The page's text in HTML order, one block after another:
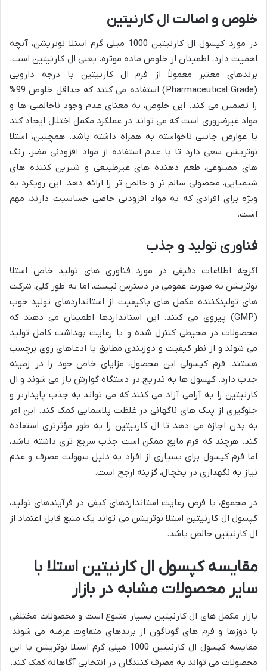
خلوص و اصالت ال کارنیتین
در مورد کپسول ال کارنیتین 1000 میلی گرم استلا نوتریشن، آنچه
اهمیت دارد، اطمینان از خلوص ماده موثره، یعنی ال کارنیتین است.
برندهای معتبر معمولاً از فرم ال کارنیتین با درجه دارویی
(Pharmaceutical Grade) استفاده می کنند که حداقل خلوص 99%
را تضمین می کند. این خلوص، به معنای عدم وجود ناخالصی ها و
مواد غیرضروری است که می تواند در عملکرد مکمل اختلال ایجاد کند
یا عوارض جانبی ناخواسته به همراه داشته باشد. همچنین، استلا
نوتریشن سعی دارد تا با عدم استفاده از مواد افزودنی مضر، رنگ
های مصنوعی، طعم دهنده های غیرطبیعی و شیرین کننده های
شیمیایی، محصولی سالم تر و خالص تر را ارائه دهد. این رویکرد به
ویژه برای افرادی که به مواد افزودنی خاصی حساسیت دارند، مهم
است.
فناوری تولید و جذب
اگرچه اطلاعات دقیقی در مورد فناوری های تولید خاص استلا
نوتریشن به صورت عمومی در دسترس نیست، اما به طور کلی، شرکت
های تولیدکننده مکمل های باکیفیت از استانداردهای تولید خوب
(GMP) پیروی می کنند. این استانداردها اطمینان می دهند که
محصولات در محیطی کنترل شده و با رعایت بهداشت کامل تولید
می شوند و از نظر کیفیت و دوزبندی مطابق با ادعاهای روی برچسب
هستند. فرم کپسولی این محصول، مزایای خاص خود را در زمینه
جذب دارد. کپسول ها به تدریج در دستگاه گوارش باز می شوند و ال
کارنیتین را به آرامی آزاد می کنند که می تواند به جذب پایدارتر و
جلوگیری از پیک های ناگهانی در غلظت پلاسمایی کمک کند. این امر
به بدن اجازه می دهد تا ال کارنیتین را به طور مؤثرتری استفاده
کند. هرچند که فرم مایع ممکن است جذب سریع تری داشته باشد،
اما فرم کپسول برای بسیاری از افراد به دلیل سهولت مصرف و عدم
نیاز به نگهداری در یخچال، گزینه ارجح است.
در مجموع، با فرض رعایت استانداردهای کیفی در فرآیندهای تولید،
کپسول ال کارنیتین استلا نوتریشن می تواند یک منبع قابل اعتماد از
ال کارنیتین خالص باشد.
مقایسه کپسول ال کارنیتین استلا با
سایر محصولات مشابه در بازار
بازار مکمل های ال کارنیتین بسیار متنوع است و محصولات مختلفی
با دوزها و فرم های گوناگون از برندهای متفاوت عرضه می شوند.
مقایسه کپسول ال کارنیتین 1000 میلی گرم استلا نوتریشن با این
محصولات می تواند به مصرف کنندگان در انتخابی آگاهانه کمک کند.